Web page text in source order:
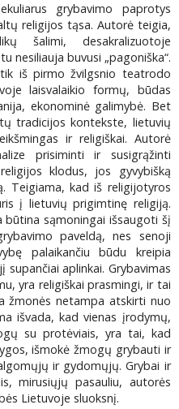
grybavimo paprotys
religijos tąsa. Autorė teigia,
šalimi, desakralizuotoje
nesiliauja buvusi „pagoniška“.
iš pirmo žvilgsnio teatrodo
laisvalaikio formų, būdas
ekonominė galimybė. Bet
tradicijos kontekste, lietuvių
ir religiškai. Autorė
prisiminti ir susigrąžinti
klodus, jos gyvybišką
Teigiama, kad iš religijotyros
į lietuvių prigimtinę religiją.
būtina sąmoningai išsaugoti šį
paveldą, nes senoji
palaikančiu būdu kreipia
aplinkai. Grybavimas
yra religiškai prasmingi, ir tai
žmonės netampa atskirti nuo
išvada, kad vienas įrodymų,
su protėviais, yra tai, kad
išmokė žmogų grybauti ir
ir gydomųjų. Grybai ir
mirusiųjų pasauliu, autorės
Lietuvoje sluoksnį.